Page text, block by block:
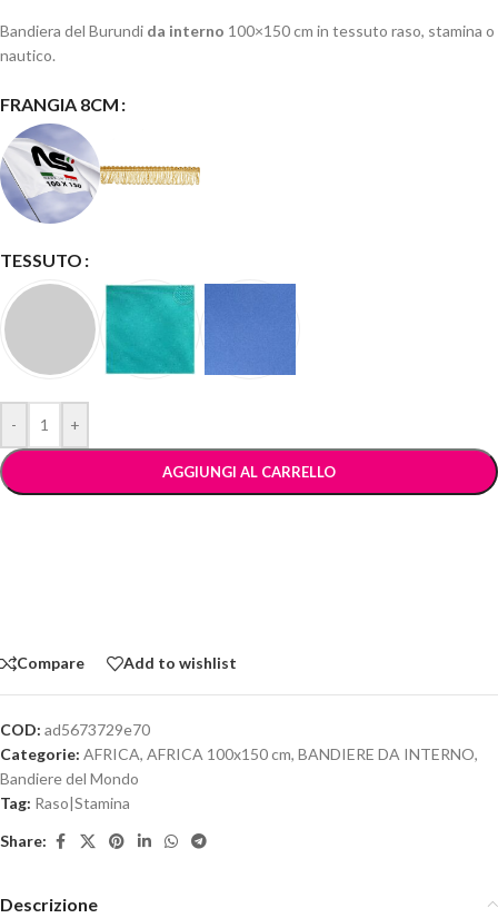
Bandiera del Burundi da interno 100×150 cm in tessuto raso, stamina o
nautico.
FRANGIA 8CM
TESSUTO
- +
AGGIUNGI AL CARRELLO
Compare Add to wishlist
COD: ad5673729e70
Categorie: AFRICA, AFRICA 100x150 cm, BANDIERE DA INTERNO,
Bandiere del Mondo
Tag: Raso|Stamina
Share:
Descrizione